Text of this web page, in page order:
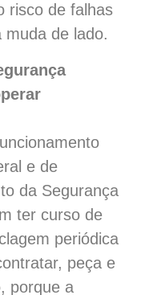
risco de falhas
de lado.
e de
da Segurança
ter curso de
periódica
peça e
porque a